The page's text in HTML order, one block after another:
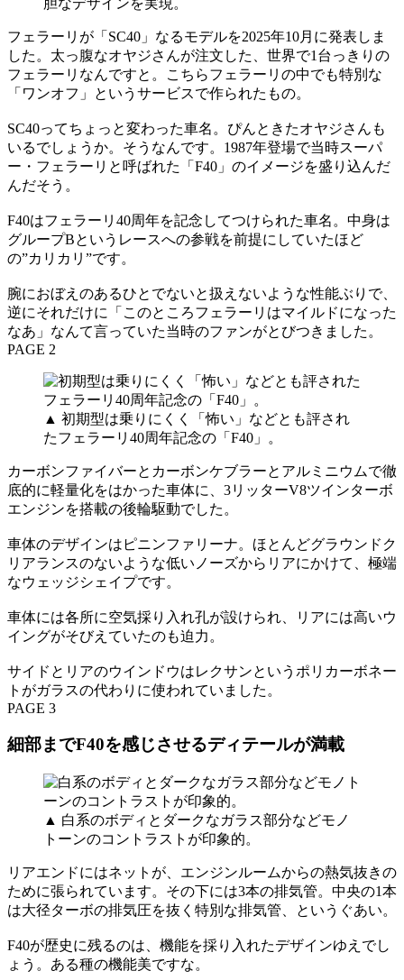
フェラーリが「SC40」なるモデルを2025年10月に発表しま
した。太っ腹なオヤジさんが注文した、世界で1台っきりの
フェラーリなんですと。こちらフェラーリの中でも特別な
「ワンオフ」というサービスで作られたもの。
SC40ってちょっと変わった車名。ぴんときたオヤジさんも
いるでしょうか。そうなんです。1987年登場で当時スーパ
ー・フェラーリと呼ばれた「F40」のイメージを盛り込んだ
んだそう。
F40はフェラーリ40周年を記念してつけられた車名。中身は
グループBというレースへの参戦を前提にしていたほど
の”カリカリ”です。
腕におぼえのあるひとでないと扱えないような性能ぶりで、
逆にそれだけに「このところフェラーリはマイルドになった
なあ」なんて言っていた当時のファンがとびつきました。
PAGE 2
▲ 初期型は乗りにくく「怖い」などとも評され
たフェラーリ40周年記念の「F40」。
カーボンファイバーとカーボンケブラーとアルミニウムで徹
底的に軽量化をはかった車体に、3リッターV8ツインターボ
エンジンを搭載の後輪駆動でした。
車体のデザインはピニンファリーナ。ほとんどグラウンドク
リアランスのないような低いノーズからリアにかけて、極端
なウェッジシェイプです。
車体には各所に空気採り入れ孔が設けられ、リアには高いウ
イングがそびえていたのも迫力。
サイドとリアのウインドウはレクサンというポリカーボネー
トがガラスの代わりに使われていました。
PAGE 3
細部までF40を感じさせるディテールが満載
▲ 白系のボディとダークなガラス部分などモノ
トーンのコントラストが印象的。
リアエンドにはネットが、エンジンルームからの熱気抜きの
ために張られています。その下には3本の排気管。中央の1本
は大径ターボの排気圧を抜く特別な排気管、というぐあい。
F40が歴史に残るのは、機能を採り入れたデザインゆえでし
ょう。ある種の機能美ですな。